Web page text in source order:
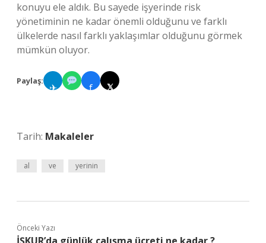
konuyu ele aldık. Bu sayede işyerinde risk
yönetiminin ne kadar önemli olduğunu ve farklı
ülkelerde nasıl farklı yaklaşımlar olduğunu görmek
mümkün oluyor.
Paylaş:
✈ f 𝕏
Tarih: Makaleler
al ve yerinin
Önceki Yazı